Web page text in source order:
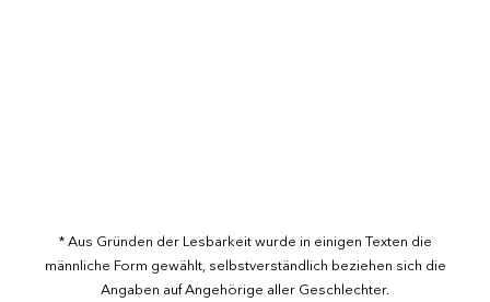
* Aus Gründen der Lesbarkeit wurde in einigen Texten die
männliche Form gewählt, selbstverständlich beziehen sich die
Angaben auf Angehörige aller Geschlechter.